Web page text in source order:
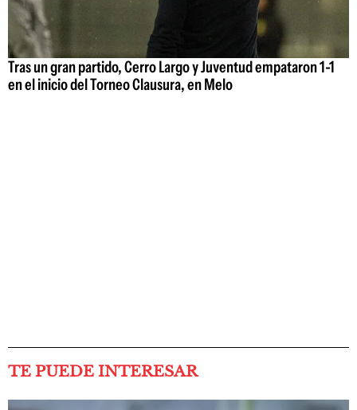
Tras un gran partido, Cerro Largo y Juventud empataron 1-1
en el inicio del Torneo Clausura, en Melo
TE PUEDE INTERESAR